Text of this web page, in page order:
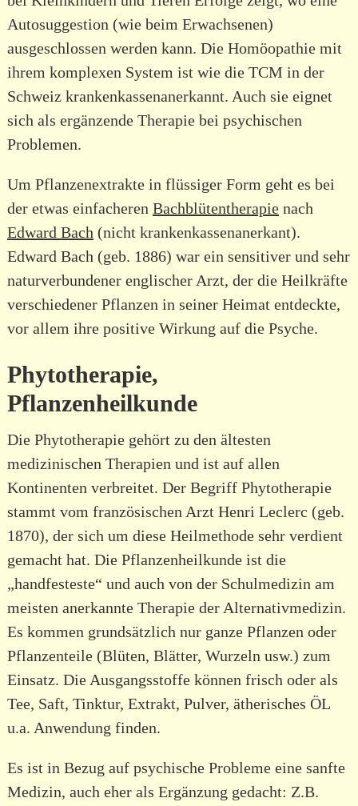
Autosuggestion (wie beim Erwachsenen)
ausgeschlossen werden kann. Die Homöopathie mit
ihrem komplexen System ist wie die TCM in der
Schweiz krankenkassenanerkannt. Auch sie eignet
sich als ergänzende Therapie bei psychischen
Problemen.
Um Pflanzenextrakte in flüssiger Form geht es bei
der etwas einfacheren Bachblütentherapienach
Edward Bach (nicht krankenkassenanerkant).
Edward Bach (geb. 1886) war ein sensitiver und sehr
naturverbundener englischer Arzt, der die Heilkräfte
verschiedener Pflanzen in seiner Heimat entdeckte,
vor allem ihre positive Wirkung auf die Psyche.
Phytotherapie,
Pflanzenheilkunde
Die Phytotherapie gehört zu den ältesten
medizinischen Therapien und ist auf allen
Kontinenten verbreitet. Der Begriff Phytotherapie
stammt vom französischen Arzt Henri Leclerc (geb.
1870), der sich um diese Heilmethode sehr verdient
gemacht hat. Die Pflanzenheilkunde ist die
„handfesteste“ und auch von der Schulmedizin am
meisten anerkannte Therapie der Alternativmedizin.
Es kommen grundsätzlich nur ganze Pflanzen oder
Pflanzenteile (Blüten, Blätter, Wurzeln usw.) zum
Einsatz. Die Ausgangsstoffe können frisch oder als
Tee, Saft, Tinktur, Extrakt, Pulver, ätherisches ÖL
u.a. Anwendung finden.
Es ist in Bezug auf psychische Probleme eine sanfte
Medizin, auch eher als Ergänzung gedacht: Z.B.